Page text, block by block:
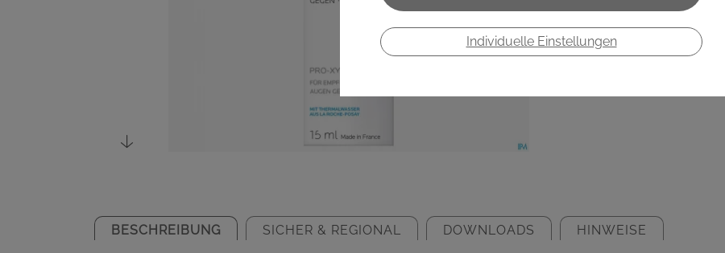
Preis inkl. MwSt.
zzgl. Versandkosten
BESCHREIBUNG SICHER & REGIONAL DOWNLOADS HINWEISE
Individuelle Einstellungen